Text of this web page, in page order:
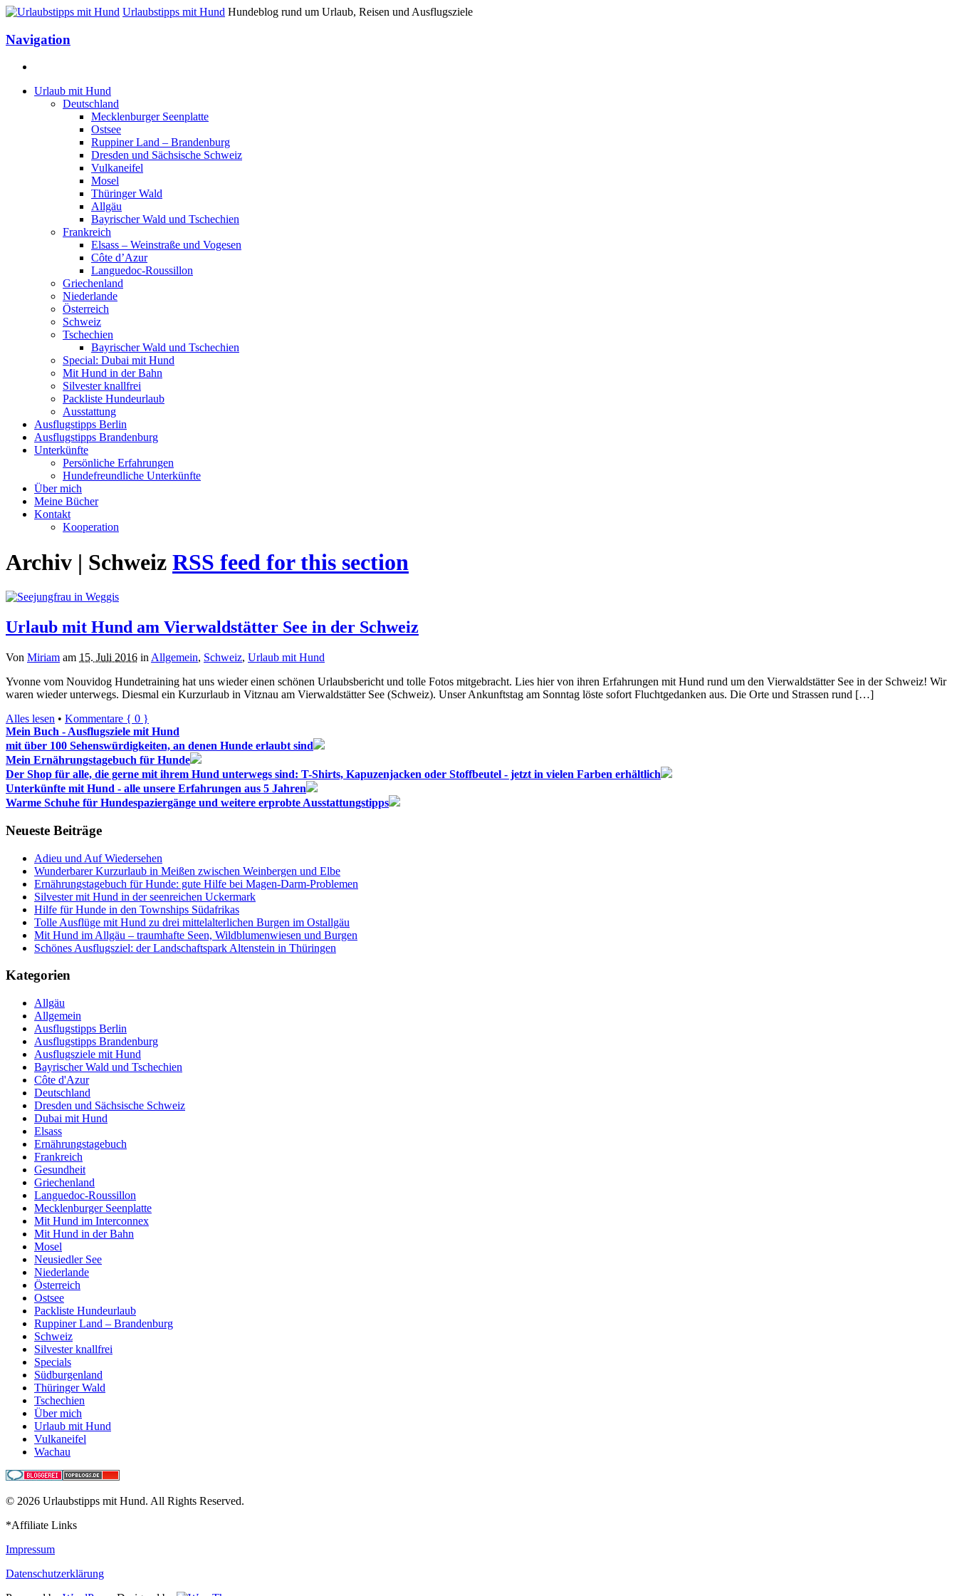
Urlaubstipps mit Hund Hundeblog rund um Urlaub, Reisen und Ausflugsziele
Navigation
Urlaub mit Hund
Deutschland
Mecklenburger Seenplatte
Ostsee
Ruppiner Land – Brandenburg
Dresden und Sächsische Schweiz
Vulkaneifel
Mosel
Thüringer Wald
Allgäu
Bayrischer Wald und Tschechien
Frankreich
Elsass – Weinstraße und Vogesen
Côte d’Azur
Languedoc-Roussillon
Griechenland
Niederlande
Österreich
Schweiz
Tschechien
Bayrischer Wald und Tschechien
Special: Dubai mit Hund
Mit Hund in der Bahn
Silvester knallfrei
Packliste Hundeurlaub
Ausstattung
Ausflugstipps Berlin
Ausflugstipps Brandenburg
Unterkünfte
Persönliche Erfahrungen
Hundefreundliche Unterkünfte
Über mich
Meine Bücher
Kontakt
Kooperation
Archiv | Schweiz RSS feed for this section
Urlaub mit Hund am Vierwaldstätter See in der Schweiz
Von Miriam am 15. Juli 2016 in Allgemein, Schweiz, Urlaub mit Hund
Yvonne vom Nouvidog Hundetraining hat uns wieder einen schönen Urlaubsbericht und tolle Fotos mitgebracht. Lies hier von ihren Erfahrungen mit Hund rund um den Vierwaldstätter See in der Schweiz! Wir
waren wieder unterwegs. Diesmal ein Kurzurlaub in Vitznau am Vierwaldstätter See (Schweiz). Unser Ankunftstag am Sonntag löste sofort Fluchtgedanken aus. Die Orte und Strassen rund […]
Alles lesen • Kommentare { 0 }
Mein Buch - Ausflugsziele mit Hund
mit über 100 Sehenswürdigkeiten, an denen Hunde erlaubt sind
Mein Ernährungstagebuch für Hunde
Der Shop für alle, die gerne mit ihrem Hund unterwegs sind: T-Shirts, Kapuzenjacken oder Stoffbeutel - jetzt in vielen Farben erhältlich
Unterkünfte mit Hund - alle unsere Erfahrungen aus 5 Jahren
Warme Schuhe für Hundespaziergänge und weitere erprobte Ausstattungstipps
Neueste Beiträge
Adieu und Auf Wiedersehen
Wunderbarer Kurzurlaub in Meißen zwischen Weinbergen und Elbe
Ernährungstagebuch für Hunde: gute Hilfe bei Magen-Darm-Problemen
Silvester mit Hund in der seenreichen Uckermark
Hilfe für Hunde in den Townships Südafrikas
Tolle Ausflüge mit Hund zu drei mittelalterlichen Burgen im Ostallgäu
Mit Hund im Allgäu – traumhafte Seen, Wildblumenwiesen und Burgen
Schönes Ausflugsziel: der Landschaftspark Altenstein in Thüringen
Kategorien
Allgäu
Allgemein
Ausflugstipps Berlin
Ausflugstipps Brandenburg
Ausflugsziele mit Hund
Bayrischer Wald und Tschechien
Côte d'Azur
Deutschland
Dresden und Sächsische Schweiz
Dubai mit Hund
Elsass
Ernährungstagebuch
Frankreich
Gesundheit
Griechenland
Languedoc-Roussillon
Mecklenburger Seenplatte
Mit Hund im Interconnex
Mit Hund in der Bahn
Mosel
Neusiedler See
Niederlande
Österreich
Ostsee
Packliste Hundeurlaub
Ruppiner Land – Brandenburg
Schweiz
Silvester knallfrei
Specials
Südburgenland
Thüringer Wald
Tschechien
Über mich
Urlaub mit Hund
Vulkaneifel
Wachau
© 2026 Urlaubstipps mit Hund. All Rights Reserved.
*Affiliate Links
Impressum
Datenschutzerklärung